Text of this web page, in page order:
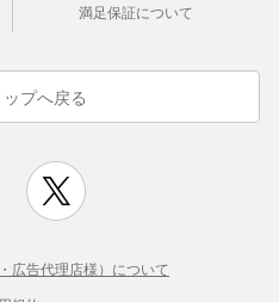
満足保証について
プへ戻る
広告代理店様）について